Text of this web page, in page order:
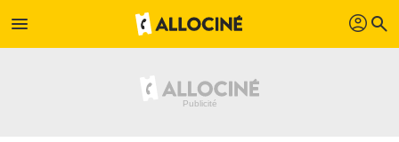
menu profil search